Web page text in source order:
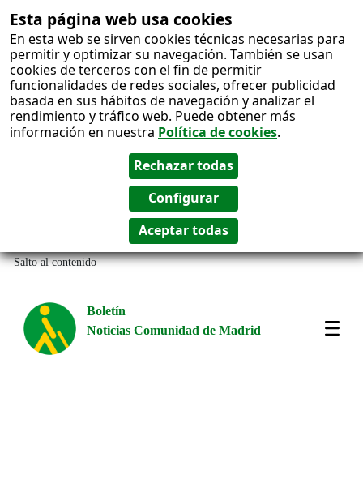
Esta página web usa cookies
En esta web se sirven cookies técnicas necesarias para
permitir y optimizar su navegación. También se usan
cookies de terceros con el fin de permitir
funcionalidades de redes sociales, ofrecer publicidad
basada en sus hábitos de navegación y analizar el
rendimiento y tráfico web. Puede obtener más
información en nuestra Política de cookies.
Salto al contenido
Boletín
Noticias Comunidad de Madrid